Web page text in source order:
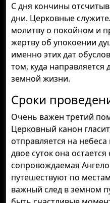
С дня кончины
дни. Церковные
молитву о покойном и
жертву об упокоении
именно этих дат
том, куда
земной жизни.
Сроки
Очень важен третий
Церковный канон
отправляется на
двое суток она остается
сопровождаемая
путешествуют по
важный след в земном